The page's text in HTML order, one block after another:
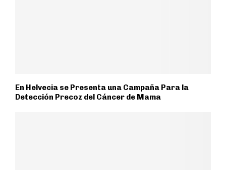
En Helvecia se Presenta una Campaña Para la
Detección Precoz del Cáncer de Mama